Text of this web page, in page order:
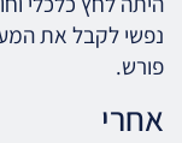
נפשי לקבל את
פורש.
אחרי